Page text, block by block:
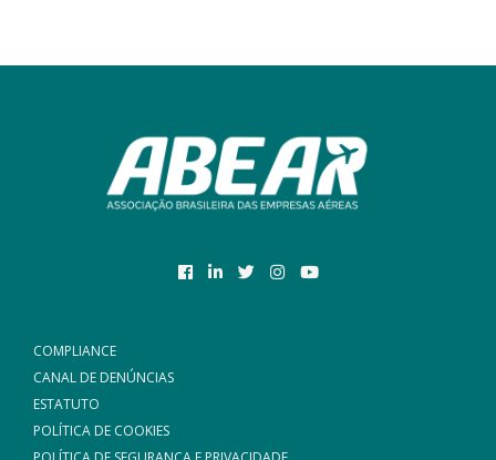
COMPLIANCE
CANAL DE DENÚNCIAS
ESTATUTO
POLÍTICA DE COOKIES